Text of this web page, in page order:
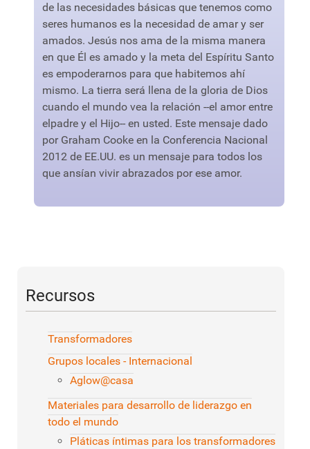
de las necesidades básicas que tenemos como
seres humanos es la necesidad de amar y ser
amados. Jesús nos ama de la misma manera
en que Él es amado y la meta del Espíritu Santo
es empoderarnos para que habitemos ahí
mismo. La tierra será llena de la gloria de Dios
cuando el mundo vea la relación --el amor entre
elpadre y el Hijo-- en usted. Este mensaje dado
por Graham Cooke en la Conferencia Nacional
2012 de EE.UU. es un mensaje para todos los
que ansían vivir abrazados por ese amor.
Recursos
Transformadores
Grupos locales - Internacional
Aglow@casa
Materiales para desarrollo de liderazgo en
todo el mundo
Pláticas íntimas para los transformadores